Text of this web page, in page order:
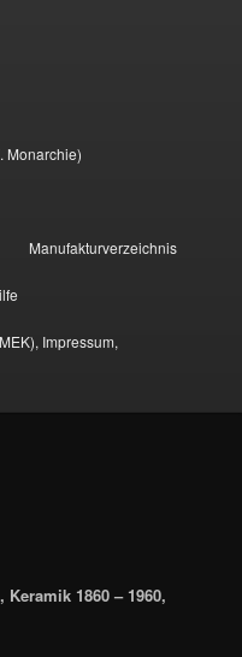
Monarchie)
Manufakturverzeichnis
Impressum,
1860 – 1960,